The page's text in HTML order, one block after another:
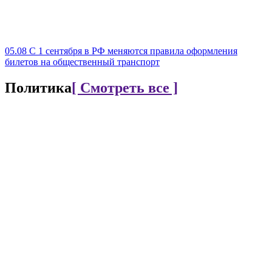
05.08 С 1 сентября в РФ меняются правила оформления
билетов на общественный транспорт
Политика[ Смотреть все ]